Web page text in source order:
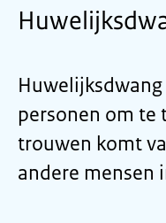
personen om te
trouwen komt
andere mensen